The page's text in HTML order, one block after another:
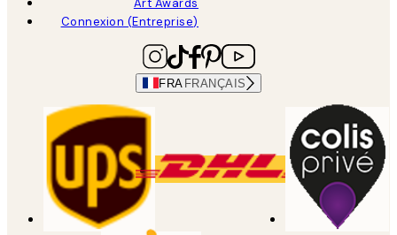
Art Awards
Connexion (Entreprise)
FRA FRANÇAIS